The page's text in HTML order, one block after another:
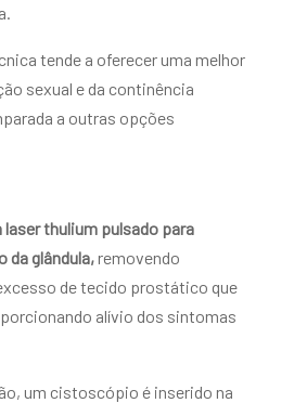
tende a oferecer uma melhor
sexual e da continência
a outras opções
laser thulium pulsado para
da glândula,removendo
de tecido prostático que
alívio dos sintomas
um cistoscópio é inserido na